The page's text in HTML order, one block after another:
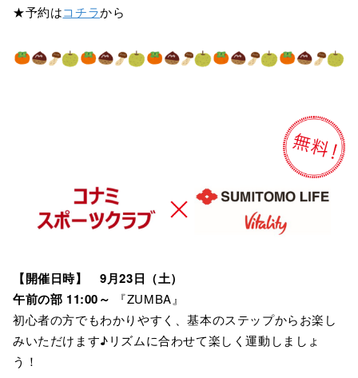
★予約はコチラから
【開催日時】 9月23日（土）
午前の部 11:00～
『ZUMBA』
初心者の方でもわかりやすく、基本のステップからお楽し
みいただけます♪リズムに合わせて楽しく運動しましょ
う！